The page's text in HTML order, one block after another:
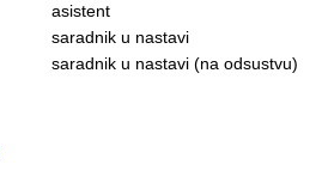
asistent
saradnik u nastavi
saradnik u nastavi (na odsustvu)